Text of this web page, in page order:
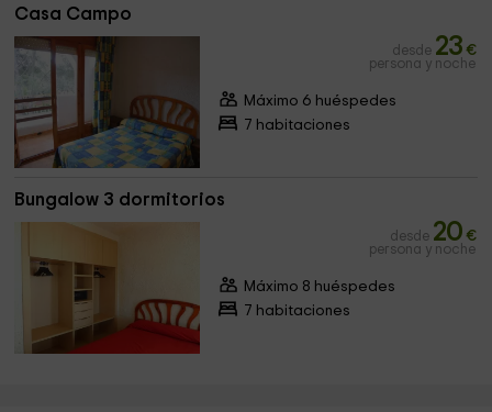
Casa Campo
desde 23 €
persona y noche
Máximo 6 huéspedes
7 habitaciones
Bungalow 3 dormitorios
desde 20 €
persona y noche
Máximo 8 huéspedes
7 habitaciones